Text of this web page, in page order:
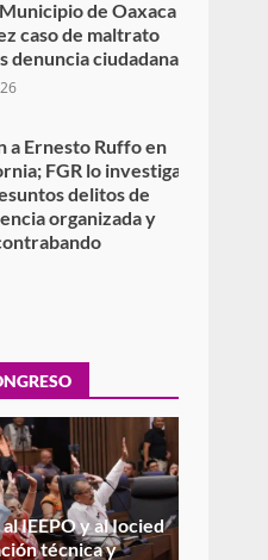
caso de maltrato
denuncia ciudadana
FGR lo investiga
delitos de
organizada y
Legislativo al
Iocied a realizar una
técnica y
integral de las
de la Escuela
General Moisés